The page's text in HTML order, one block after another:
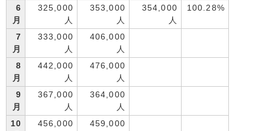
6
月
325,000
人
353,000
人
354,000
人
100.28%
7
月
333,000
人
406,000
人
8
月
442,000
人
476,000
人
9
月
367,000
人
364,000
人
10
456,000
459,000